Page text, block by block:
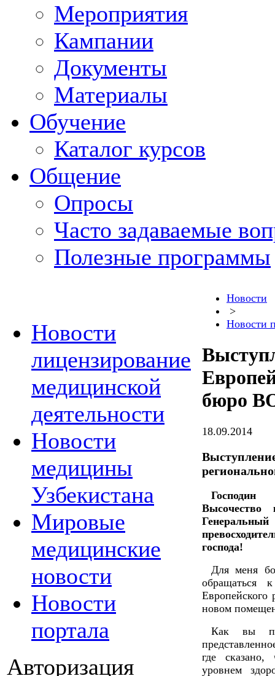
Мероприятия
Кампании
Документы
Материалы
Обучение
Каталог курсов
Общение
Опросы
Часто задаваемые
Полезные программы
Новости
лицензирование
медицинской
деятельности
Новости
медицины
Узбекистана
Мировые
медицинские
новости
Новости
портала
Авторизация
Новости
>
Новости
бюро
18.09.2014
Господин
Высочество
господа!
Для меня
обращаться
Европейского
новом
Как вы
где
уровнем